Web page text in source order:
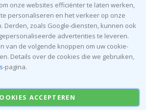
Inspiratie
Beoordelingen
Plakfolie
onze websites efficiënter te laten werken,
personaliseren en het verkeer op onze
Derden, zoals Google-diensten, kunnen ook
advertenties te leveren.
van de volgende knoppen om uw cookie-
Details over de cookies die we gebruiken,
-pagina.
ACCEPTEREN